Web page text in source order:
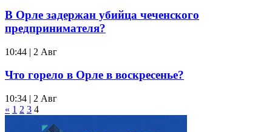
В Орле задержан убийца чеченского
предпринимателя?
10:44 | 2 Авг
Что горело в Орле в воскресенье?
10:34 | 2 Авг
« 1 2 3 4